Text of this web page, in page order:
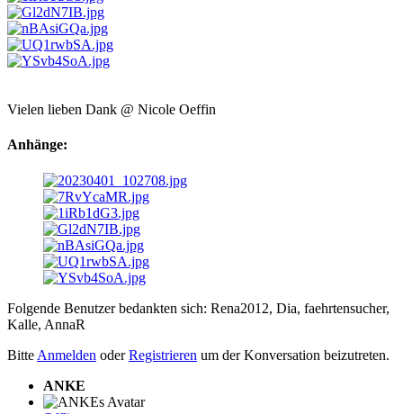
Vielen lieben Dank @ Nicole Oeffin
Anhänge:
Folgende Benutzer bedankten sich: Rena2012, Dia, faehrtensucher,
Kalle, AnnaR
Bitte Anmelden oderRegistrieren um der Konversation beizutreten.
ANKE